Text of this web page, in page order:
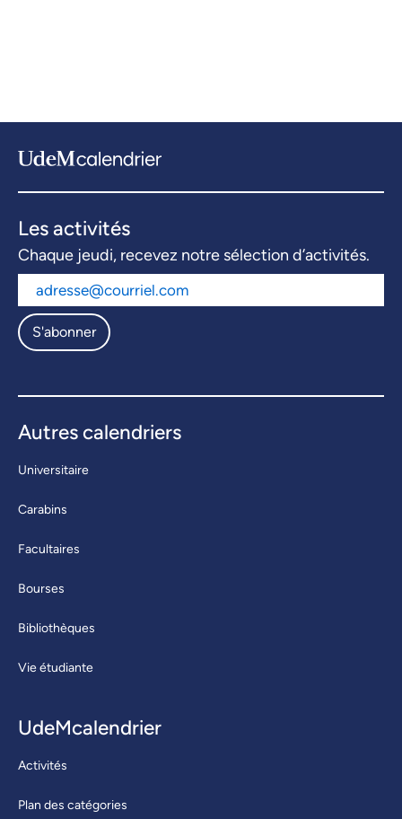
Les activités
Chaque jeudi, recevez notre sélection d’activités.
S'abonner
Autres calendriers
Universitaire
Carabins
Facultaires
Bourses
Bibliothèques
Vie étudiante
UdeMcalendrier
Activités
Plan des catégories